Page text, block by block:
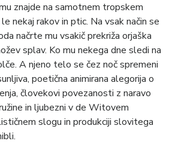
znajde na samotnem tropskem
nekaj rakov in ptic. Na vsak način se
načrte mu vsakič prekriža orjaška
splav. Ko mu nekega dne sledi na
A njeno telo se čez noč spremeni
poetična animirana alegorija o
človekovi povezanosti z naravo
in ljubezni v de Witovem
slogu in produkciji slovitega